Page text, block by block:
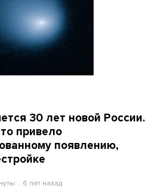
30 лет новой России.
привело
появлению,
6 лет назад